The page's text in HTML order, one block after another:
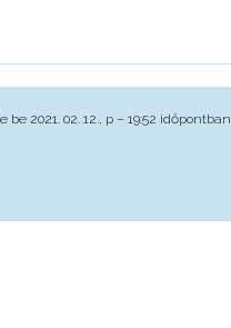
be 2021. 02. 12., p – 19:52 időpontban